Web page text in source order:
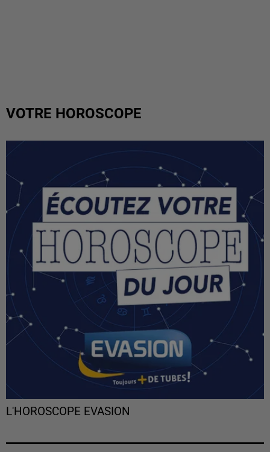
VOTRE HOROSCOPE
L'HOROSCOPE EVASION